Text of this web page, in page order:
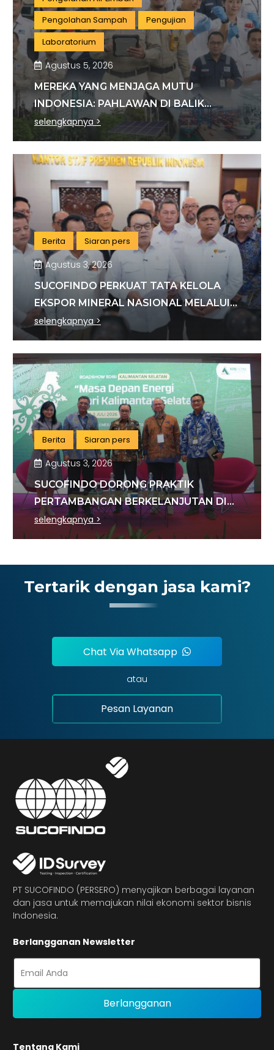
Pengolahan Sampah
Pengujian
Laboratorium
Agustus 5, 2026
MEREKA YANG MENJAGA MUTU
INDONESIA: PAHLAWAN DI BALIK
SETIAP STANDAR INDUSTRI
selengkapnya >
Berita Siaran pers
Agustus 3, 2026
SUCOFINDO PERKUAT TATA KELOLA
EKSPOR MINERAL NASIONAL MELALUI
SINERGI DENGAN KSP DAN DANANTARA
selengkapnya >
Berita Siaran pers
Agustus 3, 2026
SUCOFINDO DORONG PRAKTIK
PERTAMBANGAN BERKELANJUTAN DI
SEKTOR BATU BARA
selengkapnya >
Tertarik dengan jasa kami?
Chat Via Whatsapp
atau
Pesan Layanan
PT SUCOFINDO (PERSERO) menyajikan berbagai layanan
dan jasa untuk memajukan nilai ekonomi sektor bisnis
Indonesia.
Berlangganan Newsletter
Tentang Kami